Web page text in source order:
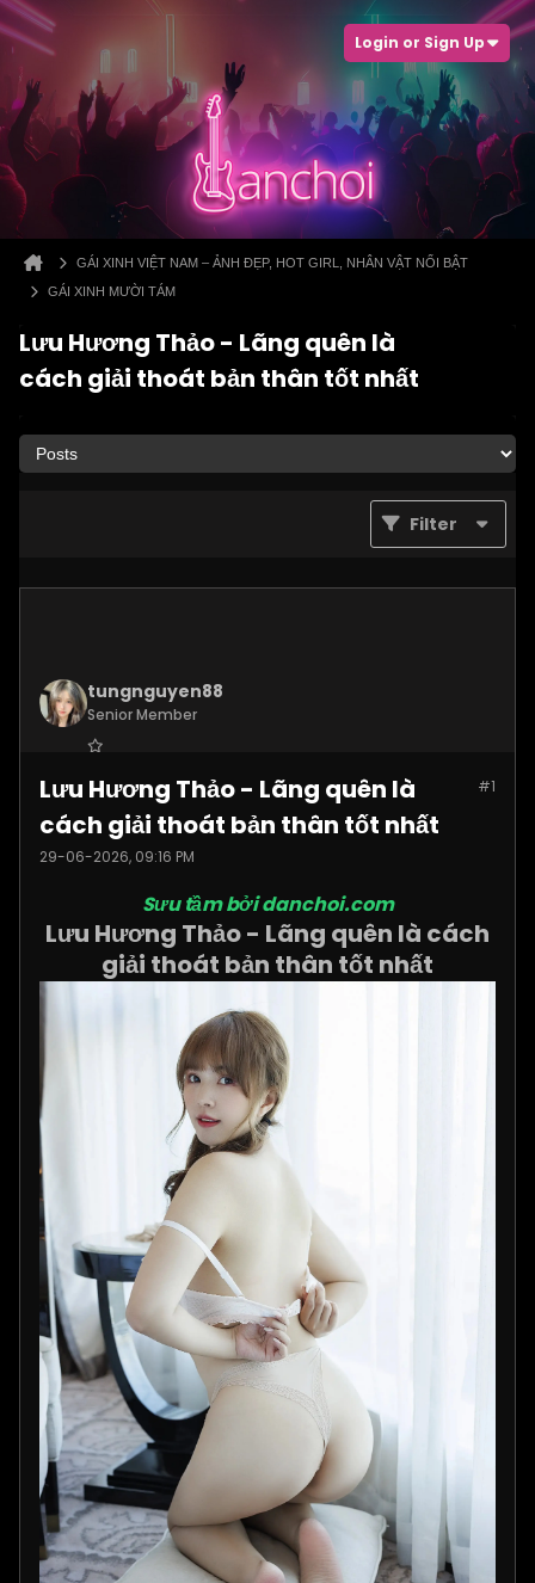
Login or Sign Up
GÁI XINH VIỆT NAM – ẢNH ĐẸP, HOT GIRL, NHÂN VẬT NỔI BẬT
GÁI XINH MƯỜI TÁM
Lưu Hương Thảo - Lãng quên là
cách giải thoát bản thân tốt nhất
Filter
tungnguyen88
Senior Member
Posts:3619 #1
Lưu Hương Thảo - Lãng quên là
cách giải thoát bản thân tốt nhất
29-06-2026, 09:16 PM
Sưu tầm bởi danchoi.com
Lưu Hương Thảo - Lãng quên là cách
giải thoát bản thân tốt nhất